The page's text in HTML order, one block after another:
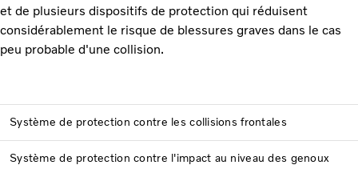
et de plusieurs dispositifs de protection qui réduisent
considérablement le risque de blessures graves dans le cas
peu probable d'une collision.
Système de protection contre les collisions frontales
Système de protection contre l'impact au niveau des genoux